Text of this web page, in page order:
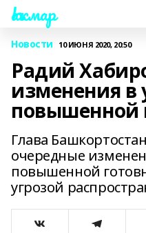
Һаҡмар
Новости 10 ИЮНЯ 2020, 20:50
Радий
изменения в
повышенной
Глава
очередные
повышенной
угрозой